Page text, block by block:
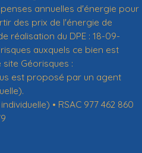
annuelles d'énergie pour
des prix de l'énergie de
réalisation du DPE : 18-09-
auxquels ce bien est
Géorisques :
est proposé par un agent
• RSAC 977 462 860